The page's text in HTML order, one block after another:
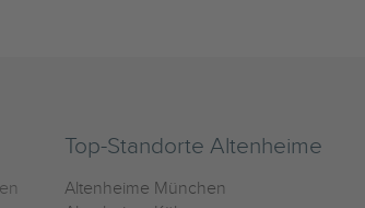
Top-Standorte Altenheime
Altenheime München